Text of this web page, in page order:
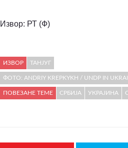
Извор: РТ (Ф)
ИЗВОР ТАНЈУГ
ФОТО: ANDRIY KREPKYKH / UNDP IN
ПОВЕЗАНЕ ТЕМЕ СРБИЈА УКРАЈИНА